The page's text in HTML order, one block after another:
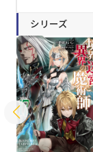
シリーズ